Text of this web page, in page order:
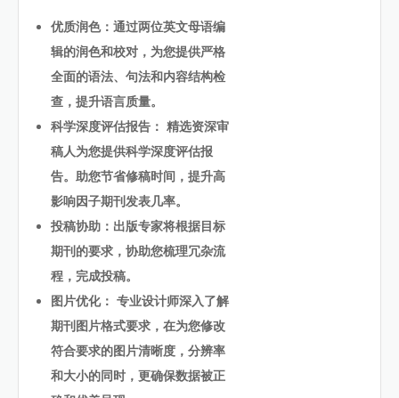
优质润色：通过两位英文母语编
辑的润色和校对，为您提供严格
全面的语法、句法和内容结构检
查，提升语言质量。
科学深度评估报告： 精选资深审
稿人为您提供科学深度评估报
告。助您节省修稿时间，提升高
影响因子期刊发表几率。
投稿协助：出版专家将根据目标
期刊的要求，协助您梳理冗杂流
程，完成投稿。
图片优化： 专业设计师深入了解
期刊图片格式要求，在为您修改
符合要求的图片清晰度，分辨率
和大小的同时，更确保数据被正